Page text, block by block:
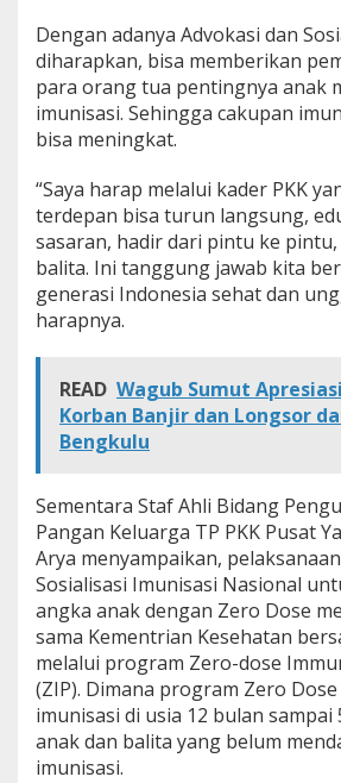
Dengan adanya Advokasi dan
diharapkan, bisa memberikan
para orang tua pentingnya anak
imunisasi. Sehingga cakupan
bisa meningkat.
“Saya harap melalui kader PKK
terdepan bisa turun langsung,
sasaran, hadir dari pintu ke
balita. Ini tanggung jawab kita
generasi Indonesia sehat dan
harapnya.
READ Wagub Sumut
Korban Banjir dan Longsor
Bengkulu
Sementara Staf Ahli Bidang
Pangan Keluarga TP PKK Pusat
Arya menyampaikan,
Sosialisasi Imunisasi Nasional
angka anak dengan Zero Dose
sama Kementrian Kesehatan
melalui program Zero-dose
(ZIP). Dimana program Zero
imunisasi di usia 12 bulan
anak dan balita yang belum
imunisasi.